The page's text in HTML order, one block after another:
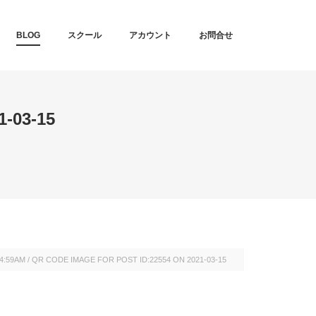
BLOG スクール アカウント お問合せ
03-15
/ QR CODE IMAGE FOR POST ID:22554 ON 2021-03-15